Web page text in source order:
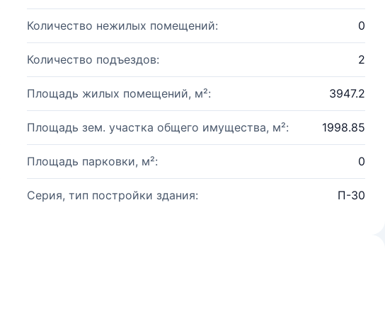
Количество нежилых помещений: 0
Количество подъездов: 2
Площадь жилых помещений, м²: 3947.2
Площадь зем. участка общего имущества, м²: 1998.85
Площадь парковки, м²: 0
Серия, тип постройки здания: П-30